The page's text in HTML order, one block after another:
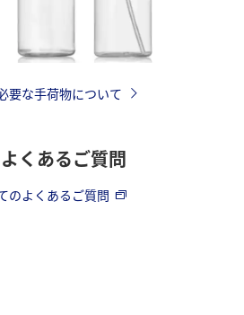
要な手荷物について
くあるご質問
のよくあるご質問